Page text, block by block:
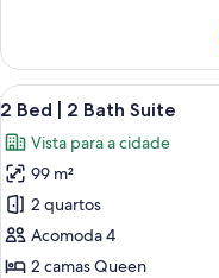
City
View
Carrega
todas
as
fotos
de
2
Bed
23
2 Bed | 2 Bath Suite
Vista para a cidade
99 m²
2 quartos
Acomoda 4
2 camas Queen